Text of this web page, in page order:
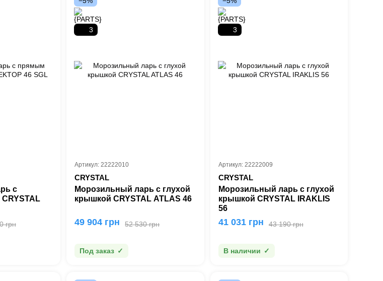
с
грн
3
Артикул: 22222010
CRYSTAL
Морозильный ларь с глухой
крышкой CRYSTAL ATLAS 46
52 530 грн
49 904 грн
Под заказ
3
Артикул: 22222009
CRYSTAL
Морозильный ларь с глухой
крышкой CRYSTAL IRAKLIS
56
43 190 грн
41 031 грн
В наличии